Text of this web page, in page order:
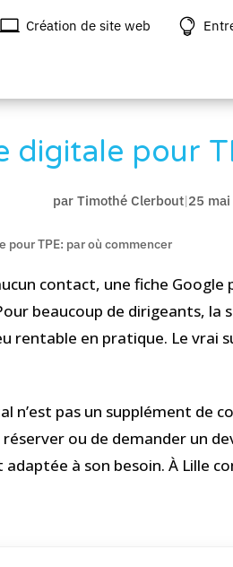
 Création de site web 
digitale pour
par Timothé Clerbout|25
pour TPE: par où commencer
contact, une fiche Google
beaucoup de dirigeants, la
rentable en pratique. Le vrai
n’est pas un supplément de
ou de demander un
adaptée à son besoin. À Lille